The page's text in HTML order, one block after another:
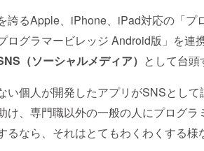
誇るApple、iPhone、iPad対応の「プ
ログラマービレッジ Android版」を連
（ソーシャルメディア） として台頭
い個人が開発したアプリがSNSとし
け、専門職以外の一般の人にプログ
るなら、それはとてもわくわくする様